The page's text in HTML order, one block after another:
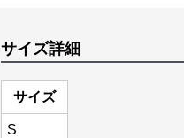
サイズ詳細
サイズ
S